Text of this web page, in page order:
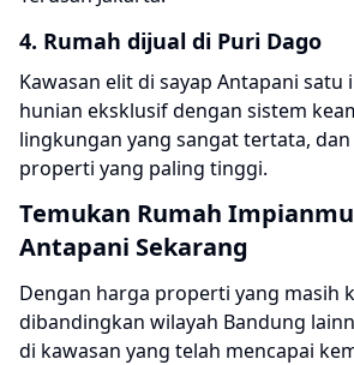
4. Rumah dijual di Puri Dago
Kawasan elit di sayap Antapani satu
hunian eksklusif dengan sistem
lingkungan yang sangat tertata,
properti yang paling tinggi.
Temukan Rumah
Antapani Sekarang
Dengan harga properti yang masih
dibandingkan wilayah Bandung
di kawasan yang telah mencapai